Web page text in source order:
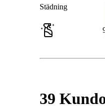
Städning
39